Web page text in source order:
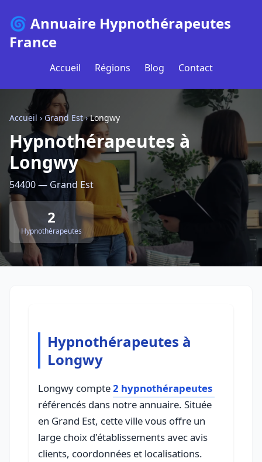
🌀 Annuaire Hypnothérapeutes
France
Accueil Régions Blog Contact
Accueil › Grand Est›Longwy
Hypnothérapeutes à
Longwy
54400 — Grand Est
2
Hypnothérapeutes
Hypnothérapeutes à
Longwy
Longwy compte2 hypnothérapeutes
référencés dans notre annuaire. Située
en Grand Est, cette ville vous offre un
large choix d'établissements avec avis
clients, coordonnées et localisations.